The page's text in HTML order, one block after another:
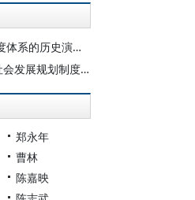
武力 李扬：国家规划制度体系的历史演进与政府作用的发挥
郑栅洁：健全国家经济社会发展规划制度体系
郑永年
曹林
陈嘉映